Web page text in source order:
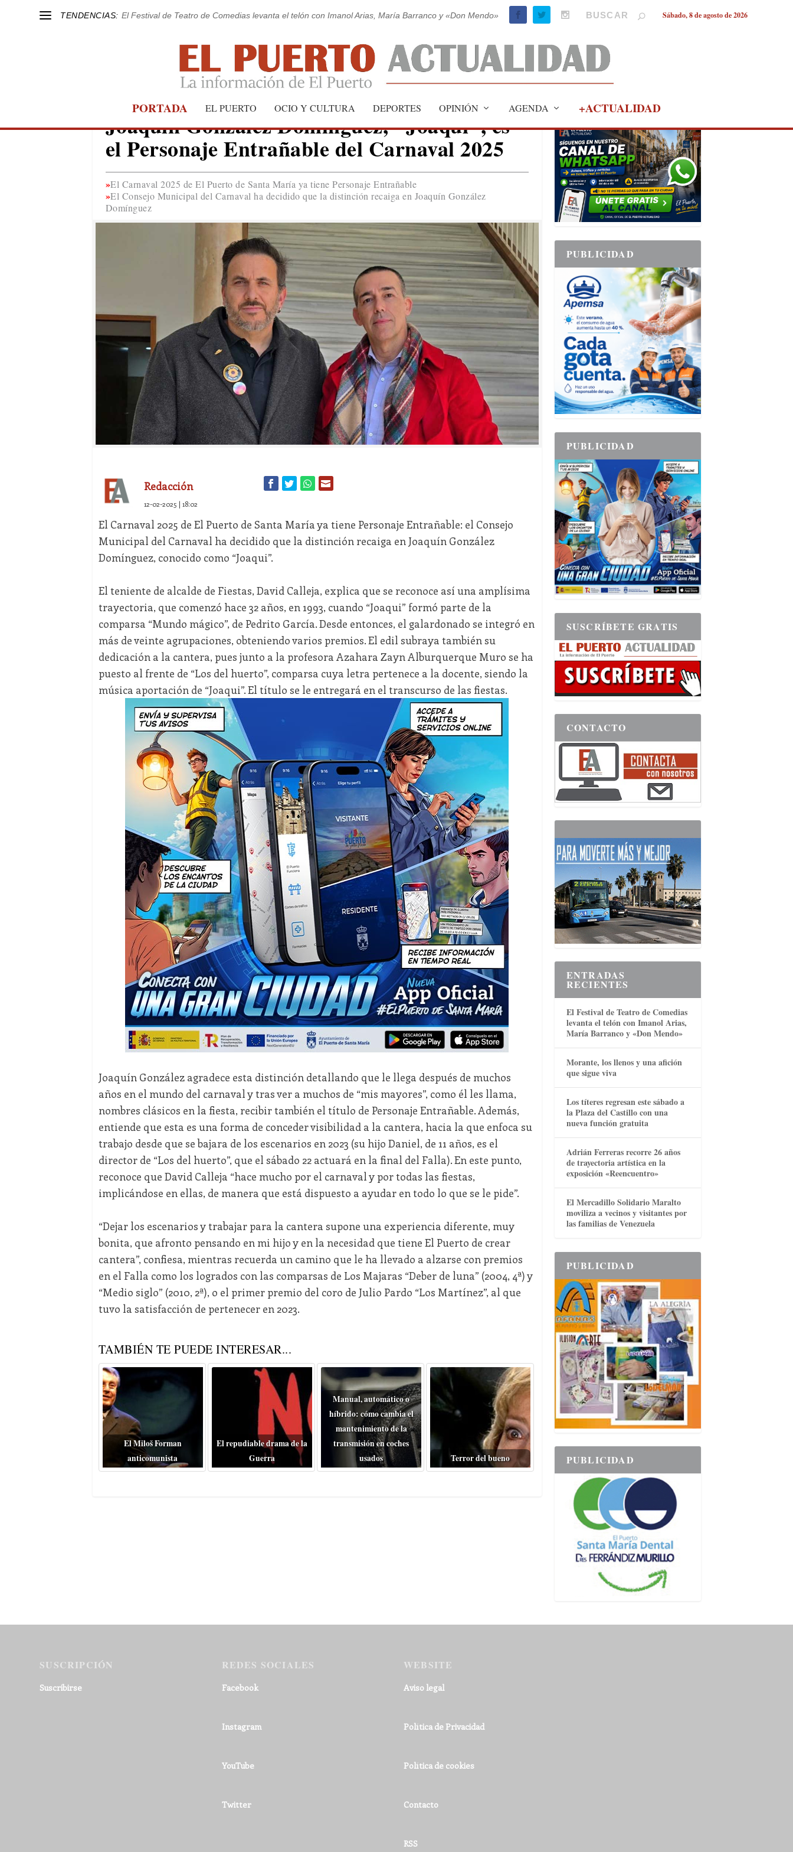
TENDENCIAS: El Festival de Teatro de Comedias levanta el telón con Imanol Arias, María Barranco y «Don Mendo» Sábado, 8 de agosto de 2026
PORTADA EL PUERTO OCIO Y CULTURA DEPORTES OPINIÓN AGENDA +ACTUALIDAD
EL PUERTO
Joaquín González Domínguez, "Joaqui", es
el Personaje Entrañable del Carnaval 2025
El Carnaval 2025 de El Puerto de Santa María ya tiene Personaje Entrañable
El Consejo Municipal del Carnaval ha decidido que la distinción recaiga en Joaquín González
Domínguez
Redacción
12-02-2025 | 18:02
El Carnaval 2025 de El Puerto de Santa María ya tiene Personaje Entrañable: el Consejo
Municipal del Carnaval ha decidido que la distinción recaiga en Joaquín González
Domínguez, conocido como “Joaqui”.
El teniente de alcalde de Fiestas, David Calleja, explica que se reconoce así una amplísima
trayectoria, que comenzó hace 32 años, en 1993, cuando “Joaqui” formó parte de la
comparsa “Mundo mágico”, de Pedrito García. Desde entonces, el galardonado se integró en
más de veinte agrupaciones, obteniendo varios premios. El edil subraya también su
dedicación a la cantera, pues junto a la profesora Azahara Zayn Alburquerque Muro se ha
puesto al frente de “Los del huerto”, comparsa cuya letra pertenece a la docente, siendo la
música aportación de “Joaqui”. El título se le entregará en el transcurso de las fiestas.
Joaquín González agradece esta distinción detallando que le llega después de muchos
años en el mundo del carnaval y tras ver a muchos de “mis mayores”, como él les llama,
nombres clásicos en la fiesta, recibir también el título de Personaje Entrañable. Además,
entiende que esta es una forma de conceder visibilidad a la cantera, hacia la que enfoca su
trabajo desde que se bajara de los escenarios en 2023 (su hijo Daniel, de 11 años, es el
director de “Los del huerto”, que el sábado 22 actuará en la final del Falla). En este punto,
reconoce que David Calleja “hace mucho por el carnaval y por todas las fiestas,
implicándose en ellas, de manera que está dispuesto a ayudar en todo lo que se le pide”.
“Dejar los escenarios y trabajar para la cantera supone una experiencia diferente, muy
bonita, que afronto pensando en mi hijo y en la necesidad que tiene El Puerto de crear
cantera”, confiesa, mientras recuerda un camino que le ha llevado a alzarse con premios
en el Falla como los logrados con las comparsas de Los Majaras “Deber de luna” (2004, 4ª) y
“Medio siglo” (2010, 2ª), o el primer premio del coro de Julio Pardo “Los Martínez”, al que
tuvo la satisfacción de pertenecer en 2023.
TAMBIÉN TE PUEDE INTERESAR...
El Miloš Forman
anticomunista
El repudiable drama de la
Guerra
Manual, automático o
híbrido: cómo cambia el
mantenimiento de la
transmisión en coches
usados
Terror del bueno
PUBLICIDAD
PUBLICIDAD
PUBLICIDAD
SUSCRÍBETE GRATIS
CONTACTO
ENTRADAS
RECIENTES
El Festival de Teatro de Comedias
levanta el telón con Imanol Arias,
María Barranco y «Don Mendo»
Morante, los llenos y una afición
que sigue viva
Los títeres regresan este sábado a
la Plaza del Castillo con una
nueva función gratuita
Adrián Ferreras recorre 26 años
de trayectoria artística en la
exposición «Reencuentro»
El Mercadillo Solidario Maralto
moviliza a vecinos y visitantes por
las familias de Venezuela
PUBLICIDAD
PUBLICIDAD
SUSCRIPCIÓN
Suscribirse
REDES SOCIALES
Facebook
Instagram
YouTube
Twitter
WEBSITE
Aviso legal
Política de Privacidad
Política de cookies
Contacto
RSS